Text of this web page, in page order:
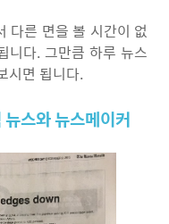
다른 면을 볼 시간이 없
니다. 그만큼 하루 뉴스
시면 됩니다.
스와 뉴스메이커